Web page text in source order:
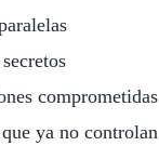
comprometidas
ya no controlan